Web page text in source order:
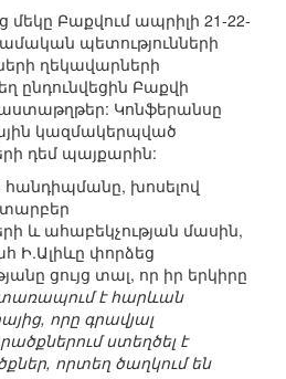
մեկը Բաքվում ապրիլի 21-22-
պետությունների
ղեկավարների
ընդունվեցին Բաքվի
Կոնֆերանսը
կազմակերպված
դեմ պայքարին:
խոսելով
տարբեր
և ահաբեկչության մասին,
Ի.Ալիևը փորձեց
ցույց տալ, որ իր երկիրը
է հարևան
որը գրավյալ
ստեղծել է
որտեղ ծաղկում են